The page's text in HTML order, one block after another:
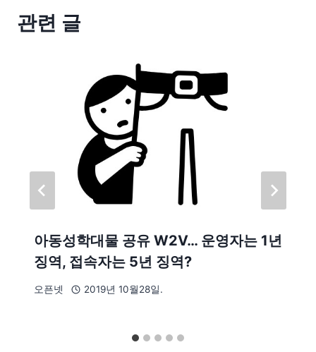
관련 글
아동성학대물 공유 W2V… 운영자는 1년
징역, 접속자는 5년 징역?
오픈넷 2019년 10월28일.